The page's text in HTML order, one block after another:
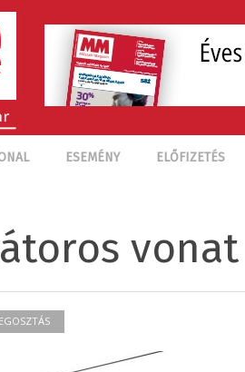
ESEMÉNY ELŐFIZETÉS
vonat